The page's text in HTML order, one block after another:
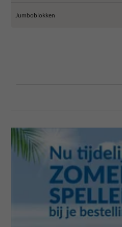
Jumboblokken